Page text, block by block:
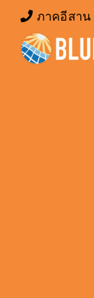
content
ภาคอีสาน